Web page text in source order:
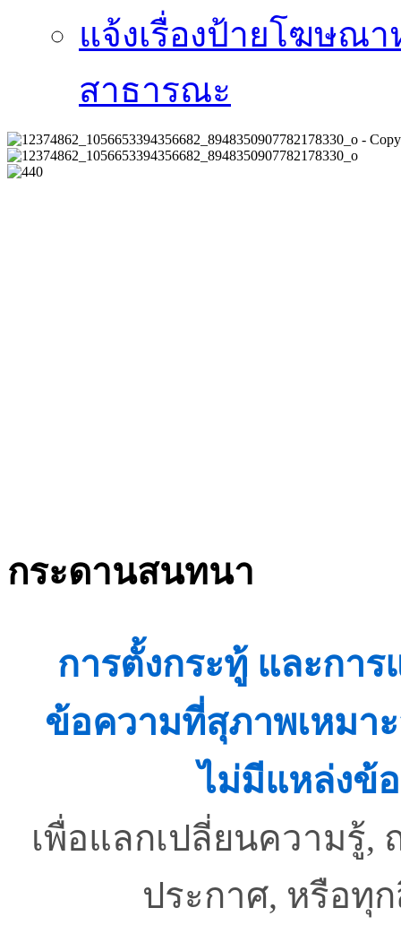
แจ้งเรื่องป้ายโฆษณ
สาธารณะ
กระดานสนทนา
การตั้งกระทู้ และกา
ข้อความที่สุภาพเหมา
ไม่มีแหล่งข้
เพื่อแลกเปลี่ยนความรู้
ประกาศ, หรือทุ